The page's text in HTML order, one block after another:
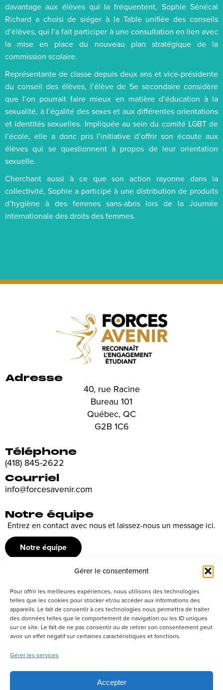
Gérer le consentement
Pour offrir les meilleures expériences, nous utilisons des technologies
telles que les cookies pour stocker et/ou accéder aux informations des
appareils. Le fait de consentir à ces technologies nous permettra de traiter
des données telles que le comportement de navigation ou les ID uniques
sur ce site. Le fait de ne pas consentir ou de retirer son consentement peut
avoir un effet négatif sur certaines caractéristiques et fonctions.
Gérer les services
Accepter
davantage aux élèves qui la fréquentent, Sophie Sénécal
Richard a choisi de siéger à la Table unifiée des conseils
d’élèves, qui l’a fait participer à une consultation en lien avec
la mise en place du nouveau plan stratégique de la
commission scolaire.
Représentante de classe depuis deux ans et vice-présidente
du conseil des élèves, l’élève de 5e secondaire considère
que l’on pourrait faire mieux en matière d’éducation à la
sexualité, à l’égalité des sexes et aux différentes orientations
et identités sexuelles. Impliquée au sein du comité LGBT de
l’école, elle a donc pris l’initiative d’offrir son écoute aux
élèves qui se questionnent à propos de leur orientation
sexuelle.
Cherchant aussi à ce que son action rayonne dans la
collectivité, Sophie a participé à une distribution de produits
d’hygiène à des femmes sans-abris lors de la Journée
internationale des droits des femmes.
Adresse
40, rue Racine
Bureau 101
Québec, QC
G2B 1C6
Téléphone
(418) 845-2622
Courriel
info@forcesavenir.com
Notre équipe
Entrez en contact avec nous et laissez-nous un message ici.
Notre équipe
Recrutement
Découvrez nos offres d’emploi ou envoyez votre candidature
spontanée
Postuler